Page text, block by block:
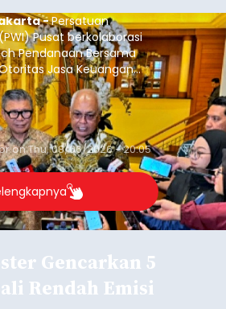
-Persatuan
Pusat berkolaborasi
Pendanaan Bersama
Jasa Keuangan
bertajuk "Pintar
Jurnalisme untuk
Aryaduta Hotel (Tugu
8/2026).
onThu, 08/06/2026 - 20:05
Gencarkan 5
Rendah Emisi